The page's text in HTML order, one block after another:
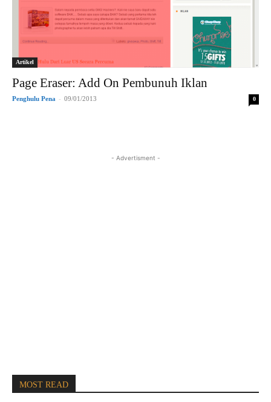
Artikel
Page Eraser: Add On Pembunuh Iklan
Penghulu Pena - 09/01/2013 0
- Advertisment -
MOST READ